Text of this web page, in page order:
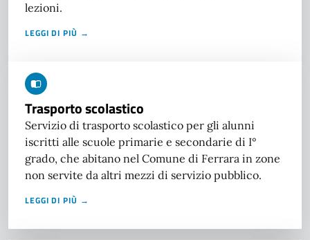
lezioni.
LEGGI DI PIÙ →
Trasporto scolastico
Servizio di trasporto scolastico per gli alunni
iscritti alle scuole primarie e secondarie di I°
grado, che abitano nel Comune di Ferrara in zone
non servite da altri mezzi di servizio pubblico.
LEGGI DI PIÙ →